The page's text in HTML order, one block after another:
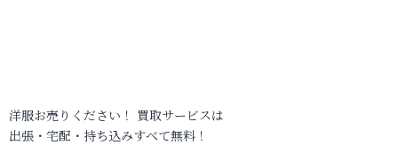
洋服お売りください！ 買取サービスは
出張・宅配・持ち込みすべて無料！